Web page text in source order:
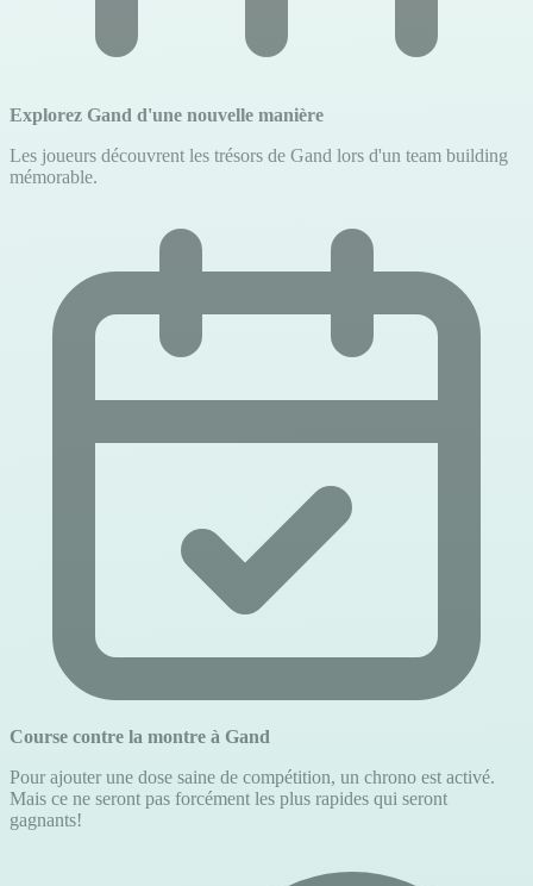
Explorez Gand d'une nouvelle manière
Les joueurs découvrent les trésors de Gand lors d'un team building
mémorable.
Course contre la montre à Gand
Pour ajouter une dose saine de compétition, un chrono est activé.
Mais ce ne seront pas forcément les plus rapides qui seront
gagnants!